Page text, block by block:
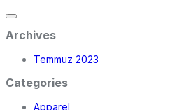
Archives
Temmuz 2023
Categories
Apparel